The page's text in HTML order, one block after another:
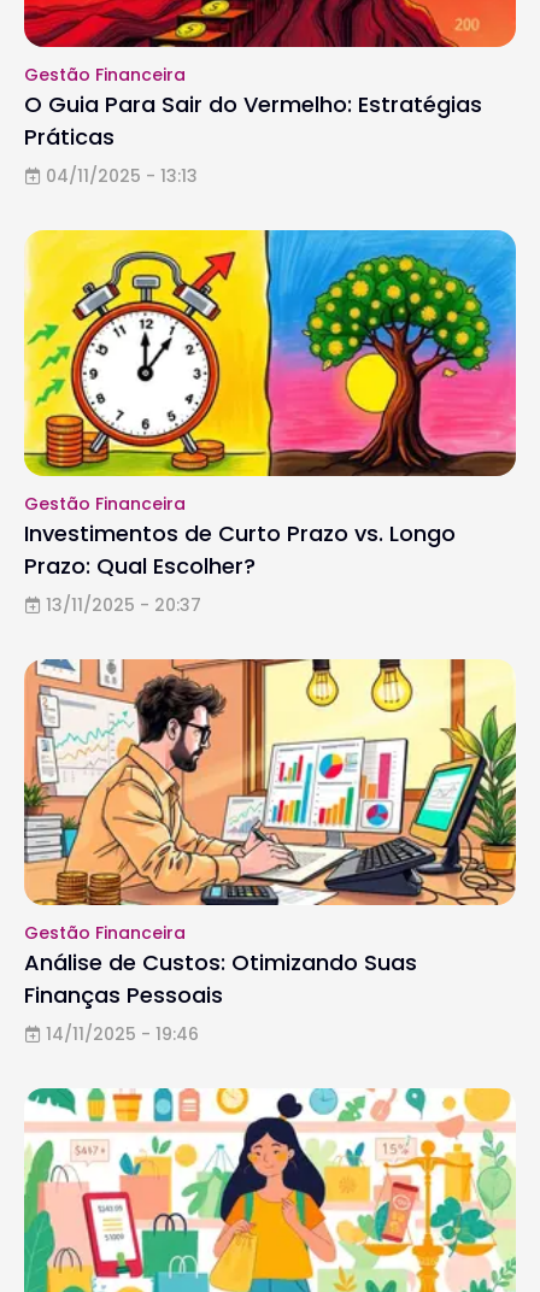
Gestão Financeira
O Guia Para Sair do Vermelho: Estratégias
Práticas
04/11/2025 - 13:13
Gestão Financeira
Investimentos de Curto Prazo vs. Longo
Prazo: Qual Escolher?
13/11/2025 - 20:37
Gestão Financeira
Análise de Custos: Otimizando Suas
Finanças Pessoais
14/11/2025 - 19:46